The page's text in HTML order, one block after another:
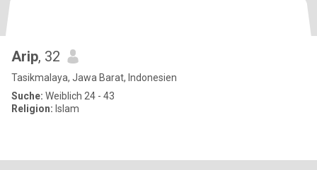
Arip, 32
Tasikmalaya, Jawa Barat, Indonesien
Suche: Weiblich 24 - 43
Religion: Islam